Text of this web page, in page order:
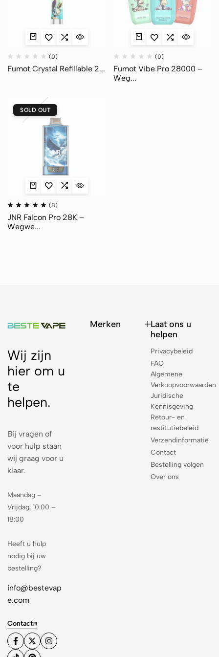
(0)
Fumot Crystal Refillable 2...
(0)
Fumot Vibe Pro 28000 –
Weg...
SOLD OUT
(8)
JNR Falcon Pro 28K –
Wegwe...
Wij zijn
hier om u
te
helpen.
Bij vragen of
voor hulp staan
wij graag voor u
klaar.
Maandag –
Vrijdag: 10:00 –
18:00
Heeft u hulp
nodig bij uw
bestelling?
info@bestevap
e.com
Contact
Merken
Laat ons u
helpen
Privacybeleid
FAQ
Algemene
Verkoopvoorwaarden
Juridische
Kennisgeving
Retour- en
restitutiebeleid
Verzendinformatie
Contact
Bestelling volgen
Over ons